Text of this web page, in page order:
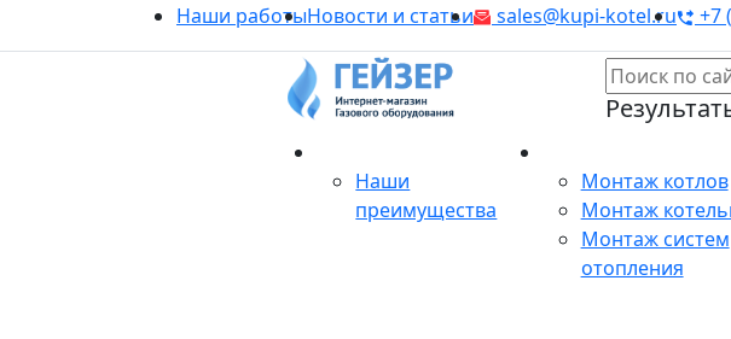
Наши работыНовости и статьи sales@kupi-kotel.ru +7
Наши
преимущества
Монтаж котлов
Монтаж
Монтаж систем
отопления